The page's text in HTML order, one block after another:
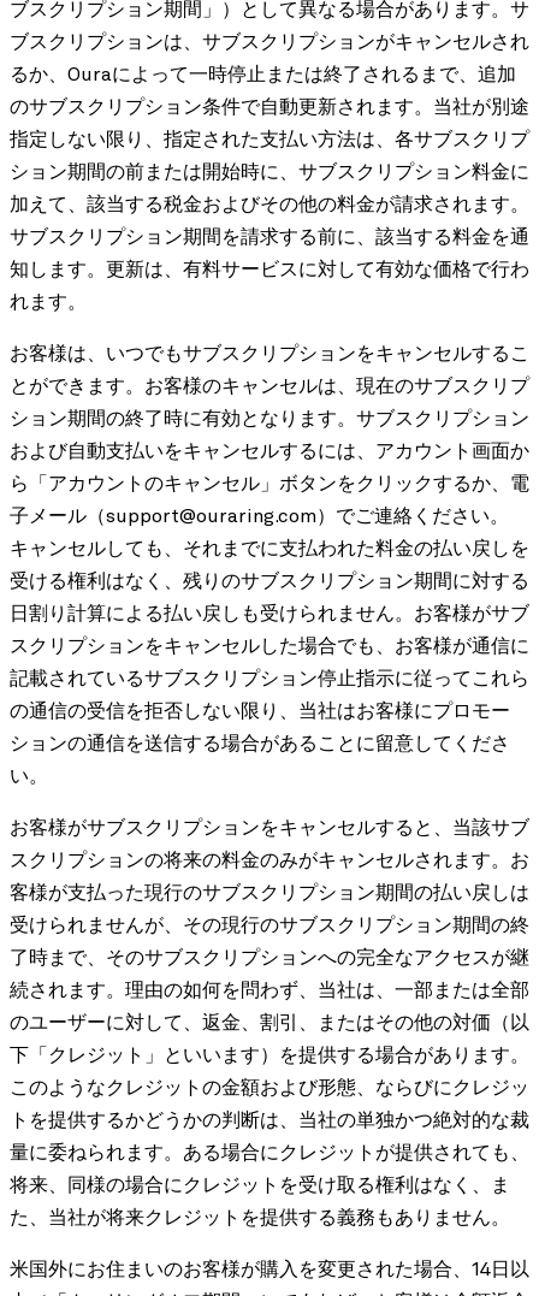
ブスクリプション期間」）として異なる場合があります。サ
ブスクリプションは、サブスクリプションがキャンセルされ
るか、Ouraによって一時停止または終了されるまで、追加
のサブスクリプション条件で自動更新されます。当社が別途
指定しない限り、指定された支払い方法は、各サブスクリプ
ション期間の前または開始時に、サブスクリプション料金に
加えて、該当する税金およびその他の料金が請求されます。
サブスクリプション期間を請求する前に、該当する料金を通
知します。更新は、有料サービスに対して有効な価格で行わ
れます。
お客様は、いつでもサブスクリプションをキャンセルするこ
とができます。お客様のキャンセルは、現在のサブスクリプ
ション期間の終了時に有効となります。サブスクリプション
および自動支払いをキャンセルするには、アカウント画面か
ら「アカウントのキャンセル」ボタンをクリックするか、電
子メール（support@ouraring.com）でご連絡ください。
キャンセルしても、それまでに支払われた料金の払い戻しを
受ける権利はなく、残りのサブスクリプション期間に対する
日割り計算による払い戻しも受けられません。お客様がサブ
スクリプションをキャンセルした場合でも、お客様が通信に
記載されているサブスクリプション停止指示に従ってこれら
の通信の受信を拒否しない限り、当社はお客様にプロモー
ションの通信を送信する場合があることに留意してくださ
い。
お客様がサブスクリプションをキャンセルすると、当該サブ
スクリプションの将来の料金のみがキャンセルされます。お
客様が支払った現行のサブスクリプション期間の払い戻しは
受けられませんが、その現行のサブスクリプション期間の終
了時まで、そのサブスクリプションへの完全なアクセスが継
続されます。理由の如何を問わず、当社は、一部または全部
のユーザーに対して、返金、割引、またはその他の対価（以
下「クレジット」といいます）を提供する場合があります。
このようなクレジットの金額および形態、ならびにクレジッ
トを提供するかどうかの判断は、当社の単独かつ絶対的な裁
量に委ねられます。ある場合にクレジットが提供されても、
将来、同様の場合にクレジットを受け取る権利はなく、ま
た、当社が将来クレジットを提供する義務もありません。
米国外にお住まいのお客様が購入を変更された場合、14日以